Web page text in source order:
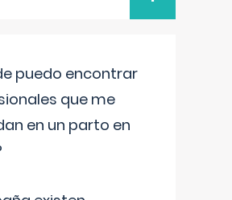
puedo encontrar
que me
en un parto en